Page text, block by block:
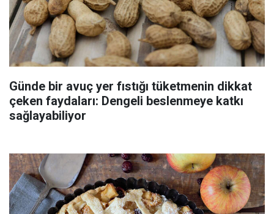
Günde bir avuç yer fıstığı tüketmenin dikkat
çeken faydaları: Dengeli beslenmeye katkı
sağlayabiliyor